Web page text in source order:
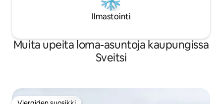
Ilmastointi
Muita upeita loma-asuntoja kaupungissa
Sveitsi